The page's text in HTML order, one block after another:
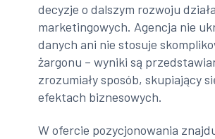
decyzje o dalszym rozwoju
marketingowych. Agencja nie
danych ani nie stosuje
żargonu – wyniki są
zrozumiały sposób, skupiający
efektach biznesowych.
W ofercie pozycjonowania